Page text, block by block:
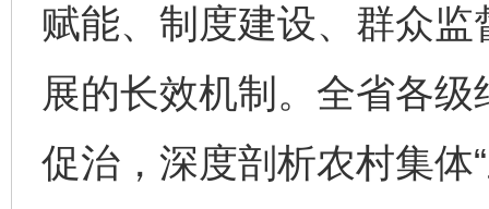
赋能、制度建设、群众
展的长效机制。全省各
促治，深度剖析农村集体